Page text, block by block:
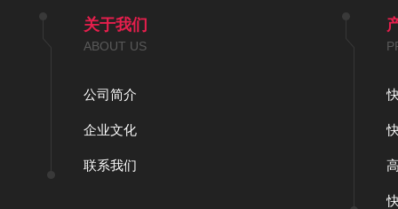
关于我们
ABOUT US
公司简介
企业文化
联系我们